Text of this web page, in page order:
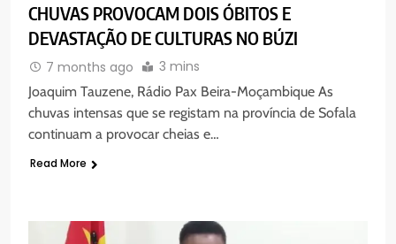
Agentes de Pastoral bíblica no
CHUVAS PROVOCAM DOIS ÓBITOS E
DEVASTAÇÃO DE CULTURAS NO BÚZI
7 months ago 3 mins
Joaquim Tauzene, Rádio Pax Beira-Moçambique As
chuvas intensas que se registam na província de Sofala
continuam a provocar cheias e…
Read More